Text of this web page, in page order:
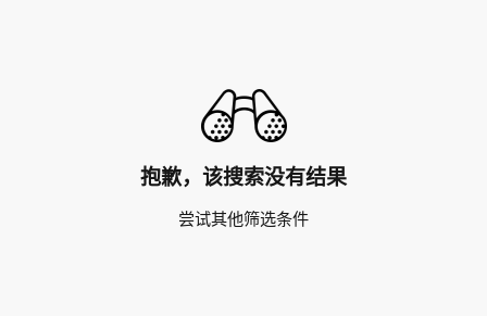
抱歉，该搜索没有结果
尝试其他筛选条件